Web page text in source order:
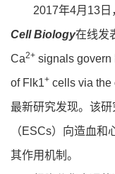
2017年4月13日
Cell Biology在线发
Ca2+ signals govern
of Flk1+ cells via the
最新研究发现。该研
（ESCs）向造血和
其作用机制。